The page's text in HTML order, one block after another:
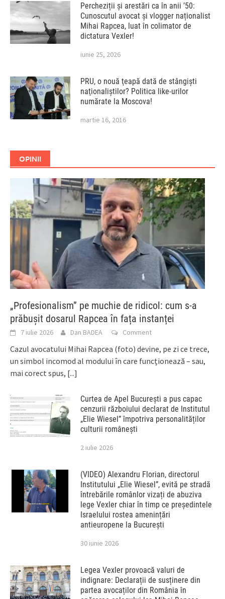
Percheziții și arestări ca în anii ’50:
Cunoscutul avocat și vlogger naționalist
Mihai Rapcea, luat în colimator de
dictatura Vexler!
iunie 25, 2026
PRU, o nouă ţeapă dată de stângişti
naţionaliştilor? Politica like-urilor
numărate la Moscova!
martie 16, 2016
OPINII
„Profesionalism” pe muchie de ridicol: cum s-a
prăbușit dosarul Rapcea în fața instanței
7 iulie 2026 Dan BADEA Comment
Cazul avocatului Mihai Rapcea (foto) devine, pe zi ce trece,
un simbol incomod al modului în care funcționează – sau,
mai corect spus, [...]
Curtea de Apel București a pus capac
cenzurii războiului declarat de Institutul
„Elie Wiesel” împotriva personalităților
culturii românești
2 iulie 2026
(VIDEO) Alexandru Florian, directorul
Institutului „Elie Wiesel”, evită pe stradă
întrebările românlor vizați de abuziva
lege Vexler chiar în timp ce președintele
Israelului rostea amenințări
antieuropene la București
30 iunie 2026
Legea Vexler provoacă valuri de
indignare: Declarații de susținere din
partea avocaților din România în